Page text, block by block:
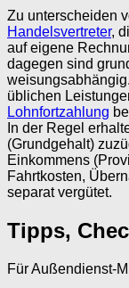
Zu unterscheiden
Handelsvertreter,
auf eigene
dagegen sind
üblichen
Lohnfortzahlung
In der Regel
(Grundgehalt)
Einkommens
Fahrtkosten,
separat vergütet.
Tipps,
Für Außendienst-